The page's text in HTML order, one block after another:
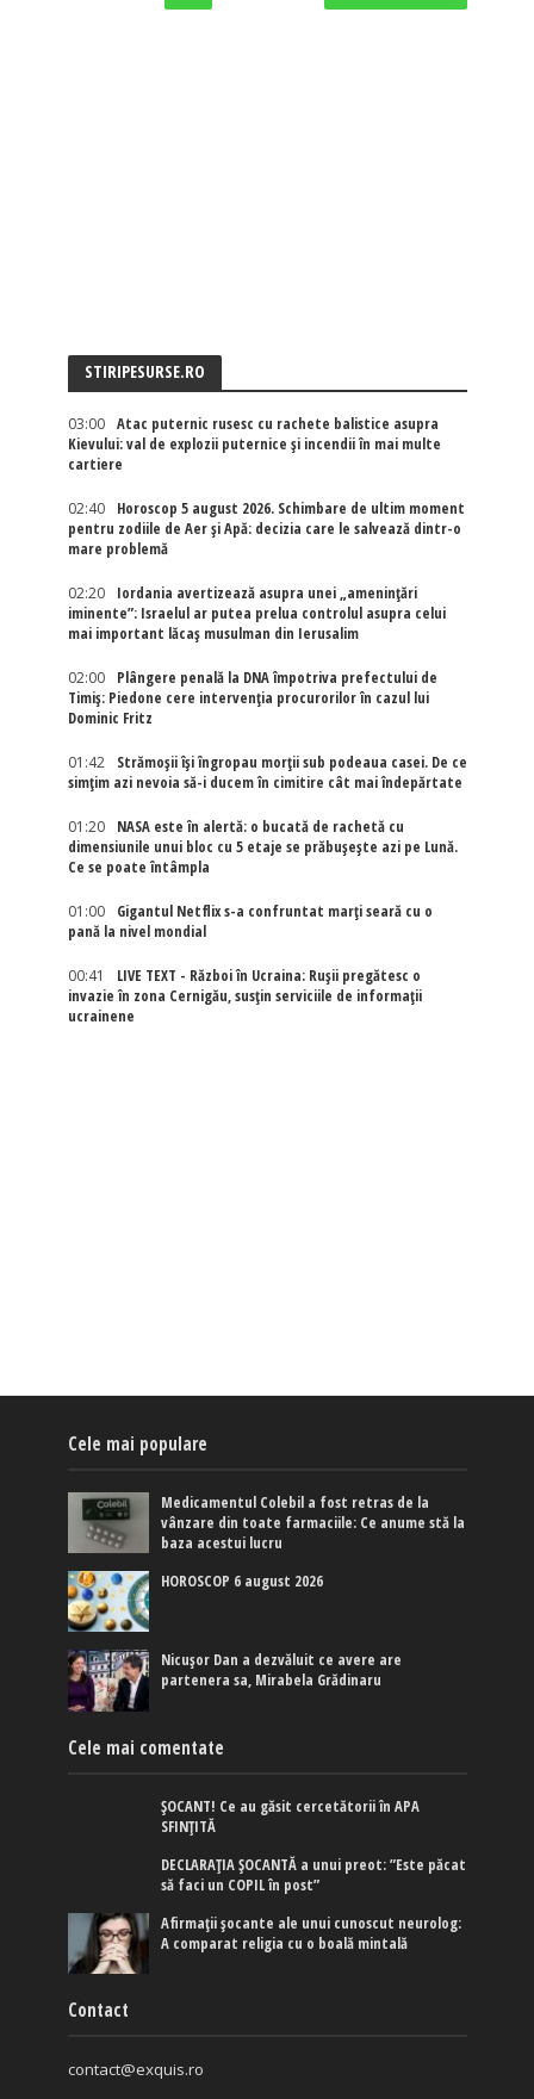
STIRIPESURSE.RO
03:00
Atac puternic rusesc cu rachete balistice asupra
Kievului: val de explozii puternice și incendii în mai multe
cartiere
02:40
Horoscop 5 august 2026. Schimbare de ultim moment
pentru zodiile de Aer și Apă: decizia care le salvează dintr-o
mare problemă
02:20
Iordania avertizează asupra unei „amenințări
iminente”: Israelul ar putea prelua controlul asupra celui
mai important lăcaș musulman din Ierusalim
02:00
Plângere penală la DNA împotriva prefectului de
Timiș: Piedone cere intervenția procurorilor în cazul lui
Dominic Fritz
01:42
Strămoșii își îngropau morții sub podeaua casei. De ce
simțim azi nevoia să-i ducem în cimitire cât mai îndepărtate
01:20
NASA este în alertă: o bucată de rachetă cu
dimensiunile unui bloc cu 5 etaje se prăbușește azi pe Lună.
Ce se poate întâmpla
01:00
Gigantul Netflix s-a confruntat marţi seară cu o
pană la nivel mondial
00:41
LIVE TEXT - Război în Ucraina: Rușii pregătesc o
invazie în zona Cernigău, susțin serviciile de informații
ucrainene
Cele mai populare
Medicamentul Colebil a fost retras de la
vânzare din toate farmaciile: Ce anume stă la
baza acestui lucru
HOROSCOP 6 august 2026
Nicușor Dan a dezvăluit ce avere are
partenera sa, Mirabela Grădinaru
Cele mai comentate
ȘOCANT! Ce au găsit cercetătorii în APA
SFINȚITĂ
DECLARAȚIA ȘOCANTĂ a unui preot: ”Este păcat
să faci un COPIL în post”
Afirmaţii şocante ale unui cunoscut neurolog:
A comparat religia cu o boală mintală
Contact
contact@exquis.ro